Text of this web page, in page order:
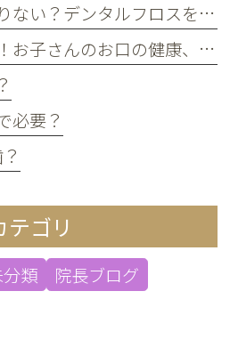
歯ブラシだけでは足りない？デンタルフロスを使うメリット
新学期前にチェック！お子さんのお口の健康、大丈夫？
必要？
テゴリ
類 院長ブログ